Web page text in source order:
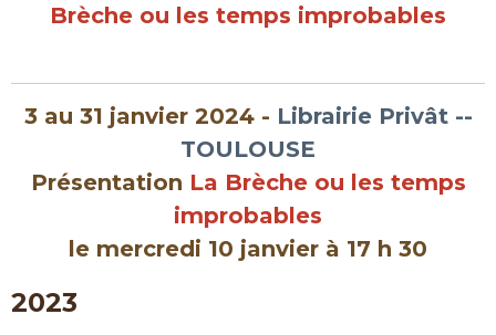
Brèche ou les temps improbables
3 au 31 janvier 2024 - Librairie Privât --
TOULOUSE
Présentation La Brèche ou les temps
improbables
le mercredi 10 janvier à 17 h 30
2023